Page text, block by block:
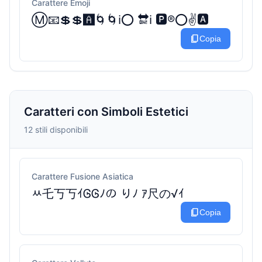
Carattere Emoji
Ⓜ️📧💲💲🅰️🌀🌀ℹ️⭕ 🔛ℹ️ 🅿️®️⭕✌️🅰️
content_copyCopia
Caratteri con Simboli Estetici
12 stili disponibili
Carattere Fusione Asiatica
ﾶ乇丂丂ｲᎶᎶﾉの りﾉ ｱ尺の√ｲ
content_copyCopia